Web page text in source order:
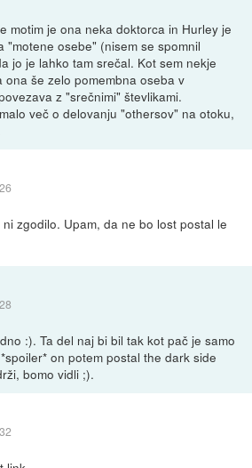
motim je ona neka doktorca in Hurley je
"motene osebe" (nisem se spomnil
jo je lahko tam srečal. Kot sem nekje
še zelo pomembna oseba v
z "srečnimi" števlikami.
več o delovanju "othersov" na otoku,
zgodilo. Upam, da ne bo lost postal le
:). Ta del naj bi bil tak kot pač je samo
on potem postal the dark side
bomo vidli ;).